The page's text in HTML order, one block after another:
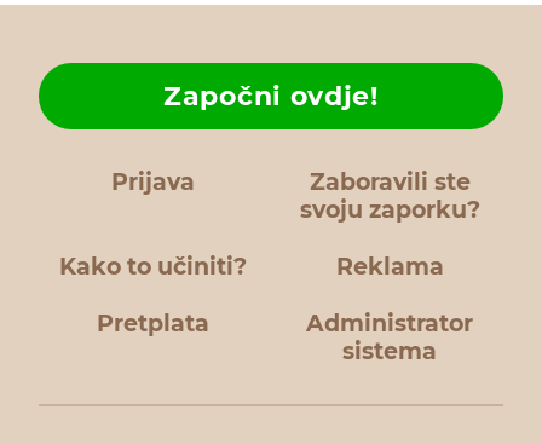
Prijava
Zaboravili ste
svoju zaporku?
Kako to učiniti?
Započni ovdje!
Reklama
Pretplata
Administrator
sistema